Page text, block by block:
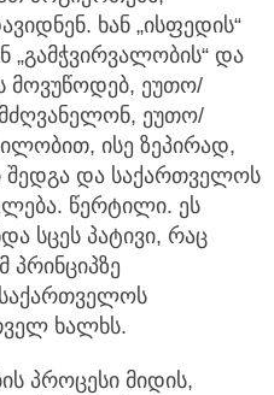
ხან „ისფედის“
„გამჭვირვალობის“ და
მოვუწოდებ, ეუთო/
ეუთო/
ისე ზეპირად,
შედგა და საქართველოს
წერტილი. ეს
სცეს პატივი, რაც
ხალხს.
პროცესი მიდის,